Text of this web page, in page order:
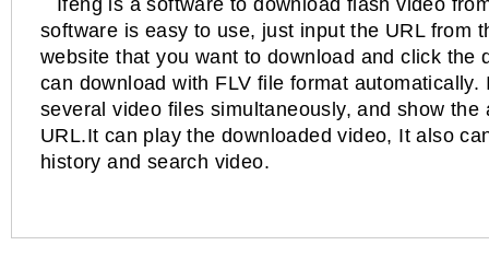
Ifeng is a software to download flash video
software is easy to use, just input the URL from
website that you want to download and click the
can download with FLV file format automatically.
several video files simultaneously, and show the
URL.It can play the downloaded video, It also
history and search video.